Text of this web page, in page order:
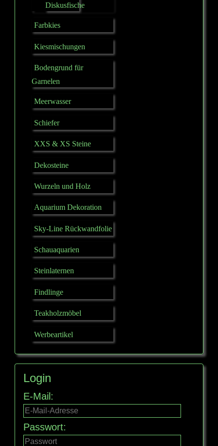
Diskusfische
Farbkies
Kiesmischungen
Bodengrund für
Garnelen
Meerwasser
Schiefer
XXS & XS Steine
Dekosteine
Wurzeln und Holz
Aquarium Dekoration
Sky-Line Rückwandfolie
Schauaquarien
Steinlaternen
Findlinge
Teakholzmöbel
Werbeartikel
Login
E-Mail:
Passwort: